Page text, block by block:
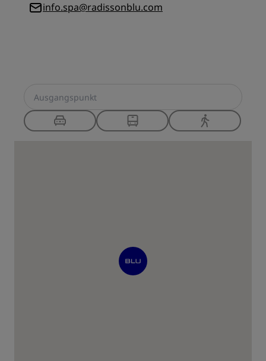
info.spa@radissonblu.com